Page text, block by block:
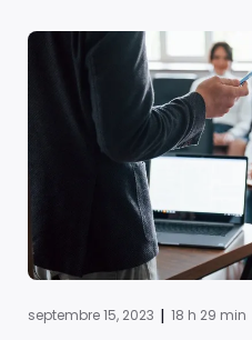
septembre 15, 2023 | 18 h 29 min